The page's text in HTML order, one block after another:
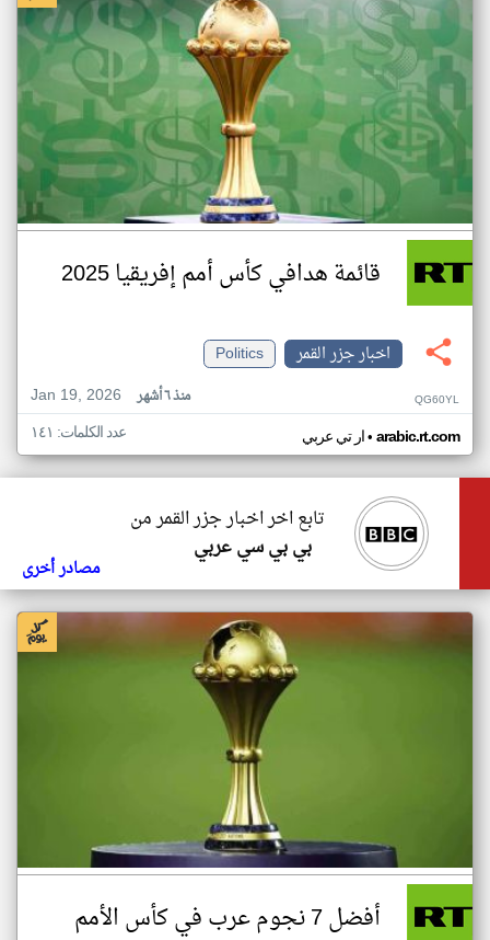
قائمة هدافي كأس أمم إفريقيا 2025
اخبار جزر القمر
Politics
Jan 19, 2026
منذ ٦ أشهر QG60YL
ار تي عربي• arabic.rt.com عدد الكلمات: ١٤١
تابع اخر اخبار جزر القمر من
بي بي سي عربي
مصادر أخرى
أفضل 7 نجوم عرب في كأس الأمم